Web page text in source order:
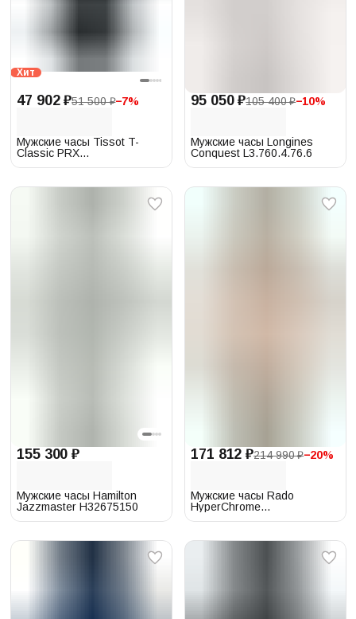
Хит
47 902 ₽51 500 ₽−7%
Мужские часы Tissot T-
Classic PRX
T137.410.17.051.00
95 050 ₽105 400 ₽−10%
Мужские часы Longines
Conquest L3.760.4.76.6
155 300 ₽
Мужские часы Hamilton
Jazzmaster H32675150
171 812 ₽214 990 ₽−20%
Мужские часы Rado
HyperChrome